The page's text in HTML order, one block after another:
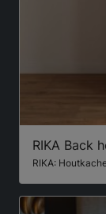
RIKA Back
RIKA: